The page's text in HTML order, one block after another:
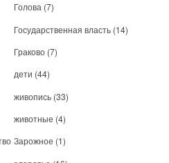
Голова (7)
Государственная власть (14)
Граково (7)
дети (44)
живопись (33)
животные (4)
Зарожное (1)